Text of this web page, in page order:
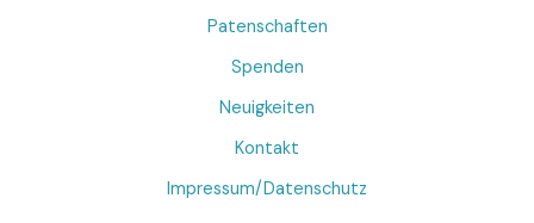
Patenschaften
Spenden
Neuigkeiten
Kontakt
Impressum/Datenschutz